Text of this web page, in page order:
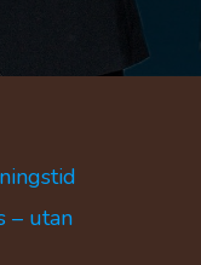
– utan